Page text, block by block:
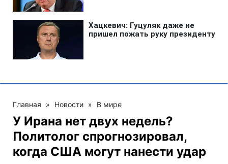
Главная » Новости » В мире
У Ирана нет двух недель?
Политолог спрогнозировал,
когда США могут нанести удар